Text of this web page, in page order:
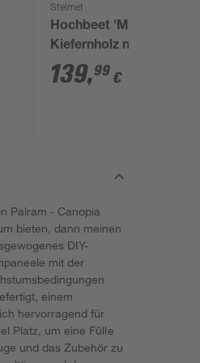
Stelmet
Hochbeet 'Marina'
Kiefernholz natur 150
x 78 x 75 cm
139,99 €
Palram - Canopia
bieten, dann meinen
DIY-
mit der
einem
hervorragend für
Platz, um eine Fülle
und das Zubehör zu